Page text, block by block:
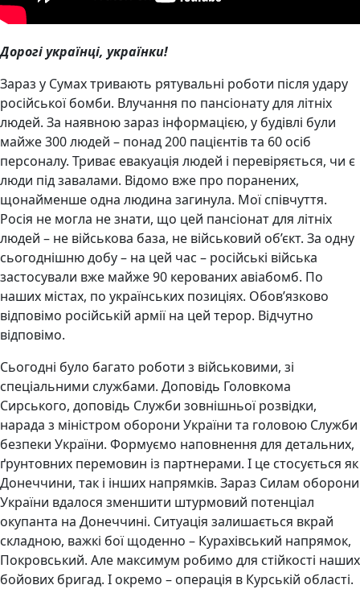
Дорогі українці, українки!
Зараз у Сумах тривають рятувальні роботи після удару
російської бомби. Влучання по пансіонату для літніх
людей. За наявною зараз інформацією, у будівлі були
майже 300 людей – понад 200 пацієнтів та 60 осіб
персоналу. Триває евакуація людей і перевіряється, чи є
люди під завалами. Відомо вже про поранених,
щонайменше одна людина загинула. Мої співчуття.
Росія не могла не знати, що цей пансіонат для літніх
людей – не військова база, не військовий об’єкт. За одну
сьогоднішню добу – на цей час – російські війська
застосували вже майже 90 керованих авіабомб. По
наших містах, по українських позиціях. Обов’язково
відповімо російській армії на цей терор. Відчутно
відповімо.
Сьогодні було багато роботи з військовими, зі
спеціальними службами. Доповідь Головкома
Сирського, доповідь Служби зовнішньої розвідки,
нарада з міністром оборони України та головою Служби
безпеки України. Формуємо наповнення для детальних,
ґрунтовних перемовин із партнерами. І це стосується як
Донеччини, так і інших напрямків. Зараз Силам оборони
України вдалося зменшити штурмовий потенціал
окупанта на Донеччині. Ситуація залишається вкрай
складною, важкі бої щоденно – Курахівський напрямок,
Покровський. Але максимум робимо для стійкості наших
бойових бригад. І окремо – операція в Курській області.